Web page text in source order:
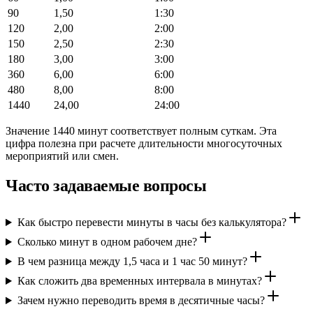
90
1,50
1:30
120
2,00
2:00
150
2,50
2:30
180
3,00
3:00
360
6,00
6:00
480
8,00
8:00
1440
24,00 24:00
Значение 1440 минут соответствует полным суткам. Эта
цифра полезна при расчете длительности многосуточных
мероприятий или смен.
Часто задаваемые вопросы
Как быстро перевести минуты в часы без калькулятора?
Сколько минут в одном рабочем дне?
В чем разница между 1,5 часа и 1 час 50 минут?
Как сложить два временных интервала в минутах?
Зачем нужно переводить время в десятичные часы?